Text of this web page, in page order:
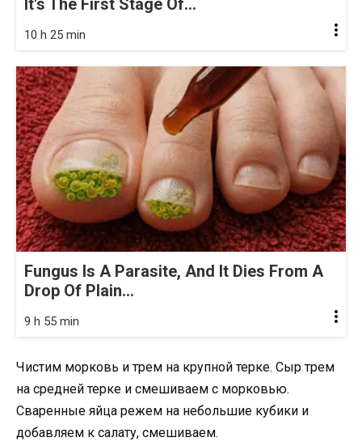
It's The First Stage Of...
10 h 25 min
Fungus Is A Parasite, And It Dies From A
Drop Of Plain...
9 h 55 min
Чистим морковь и трем на крупной терке. Сыр трем
на средней терке и смешиваем с морковью.
Сваренные яйца режем на небольшие кубики и
добавляем к салату, смешиваем.